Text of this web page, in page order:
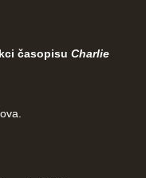
časopisu Charlie